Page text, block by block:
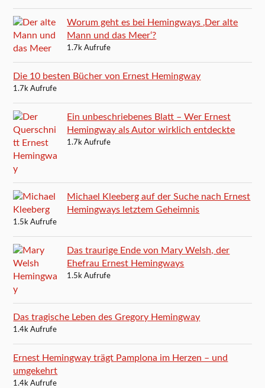
Worum geht es bei Hemingways ‚Der alte
Mann und das Meer‘?
1.7k Aufrufe
Die 10 besten Bücher von Ernest Hemingway
1.7k Aufrufe
Ein unbeschriebenes Blatt – Wer Ernest
Hemingway als Autor wirklich entdeckte
1.7k Aufrufe
Michael Kleeberg auf der Suche nach Ernest
Hemingways letztem Geheimnis
1.5k Aufrufe
Das traurige Ende von Mary Welsh, der
Ehefrau Ernest Hemingways
1.5k Aufrufe
Das tragische Leben des Gregory Hemingway
1.4k Aufrufe
Ernest Hemingway trägt Pamplona im Herzen – und
umgekehrt
1.4k Aufrufe